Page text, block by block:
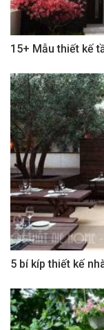
15+ Mẫu thiết kế
5 bí kíp thiết kế